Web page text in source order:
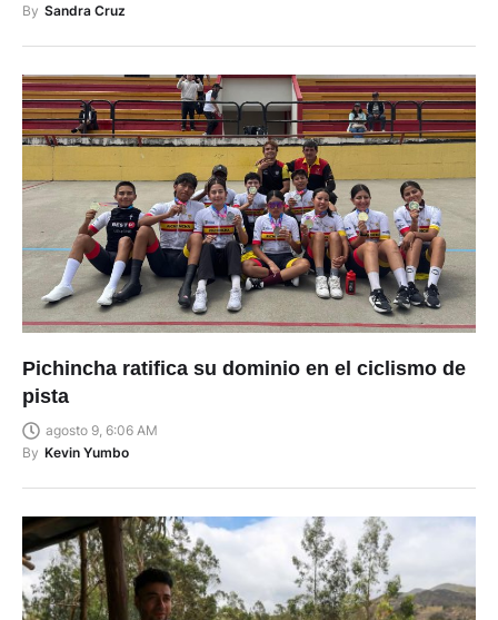
By Sandra Cruz
Pichincha ratifica su dominio en el ciclismo de
pista
agosto 9, 6:06 AM
By Kevin Yumbo